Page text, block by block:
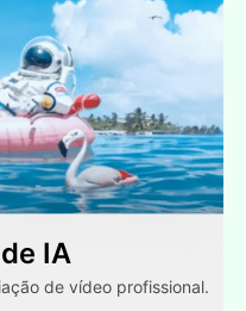
IA
de vídeo profissional.